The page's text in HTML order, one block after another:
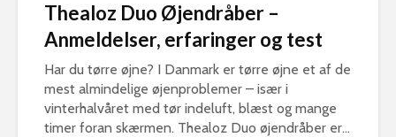
Thealoz Duo Øjendråber –
Anmeldelser, erfaringer og test
Har du tørre øjne? I Danmark er tørre øjne et af de
mest almindelige øjenproblemer – især i
vinterhalvåret med tør indeluft, blæst og mange
timer foran skærmen. Thealoz Duo øjendråber er...